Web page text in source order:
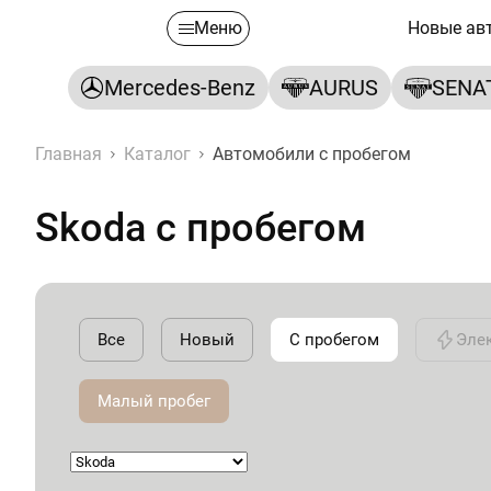
Меню Новые
Mercedes-Benz AURUS
Главная Каталог Автомобили с пробегом
Skoda с пробегом
Все Новый С пробегом
Малый пробег